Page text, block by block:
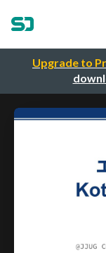
Upgrade to